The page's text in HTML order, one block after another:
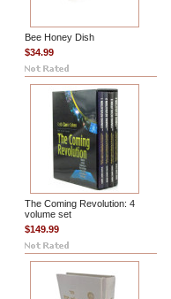
Bee Honey Dish
$34.99
The Coming Revolution: 4
volume set
$149.99